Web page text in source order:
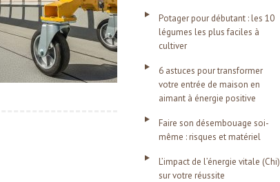
Potager pour débutant : les 10
légumes les plus faciles à
cultiver
6 astuces pour transformer
votre entrée de maison en
aimant à énergie positive
Faire son désembouage soi-
même : risques et matériel
L’impact de l’énergie vitale (Chi)
sur votre réussite